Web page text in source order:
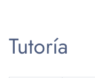
Tutoría